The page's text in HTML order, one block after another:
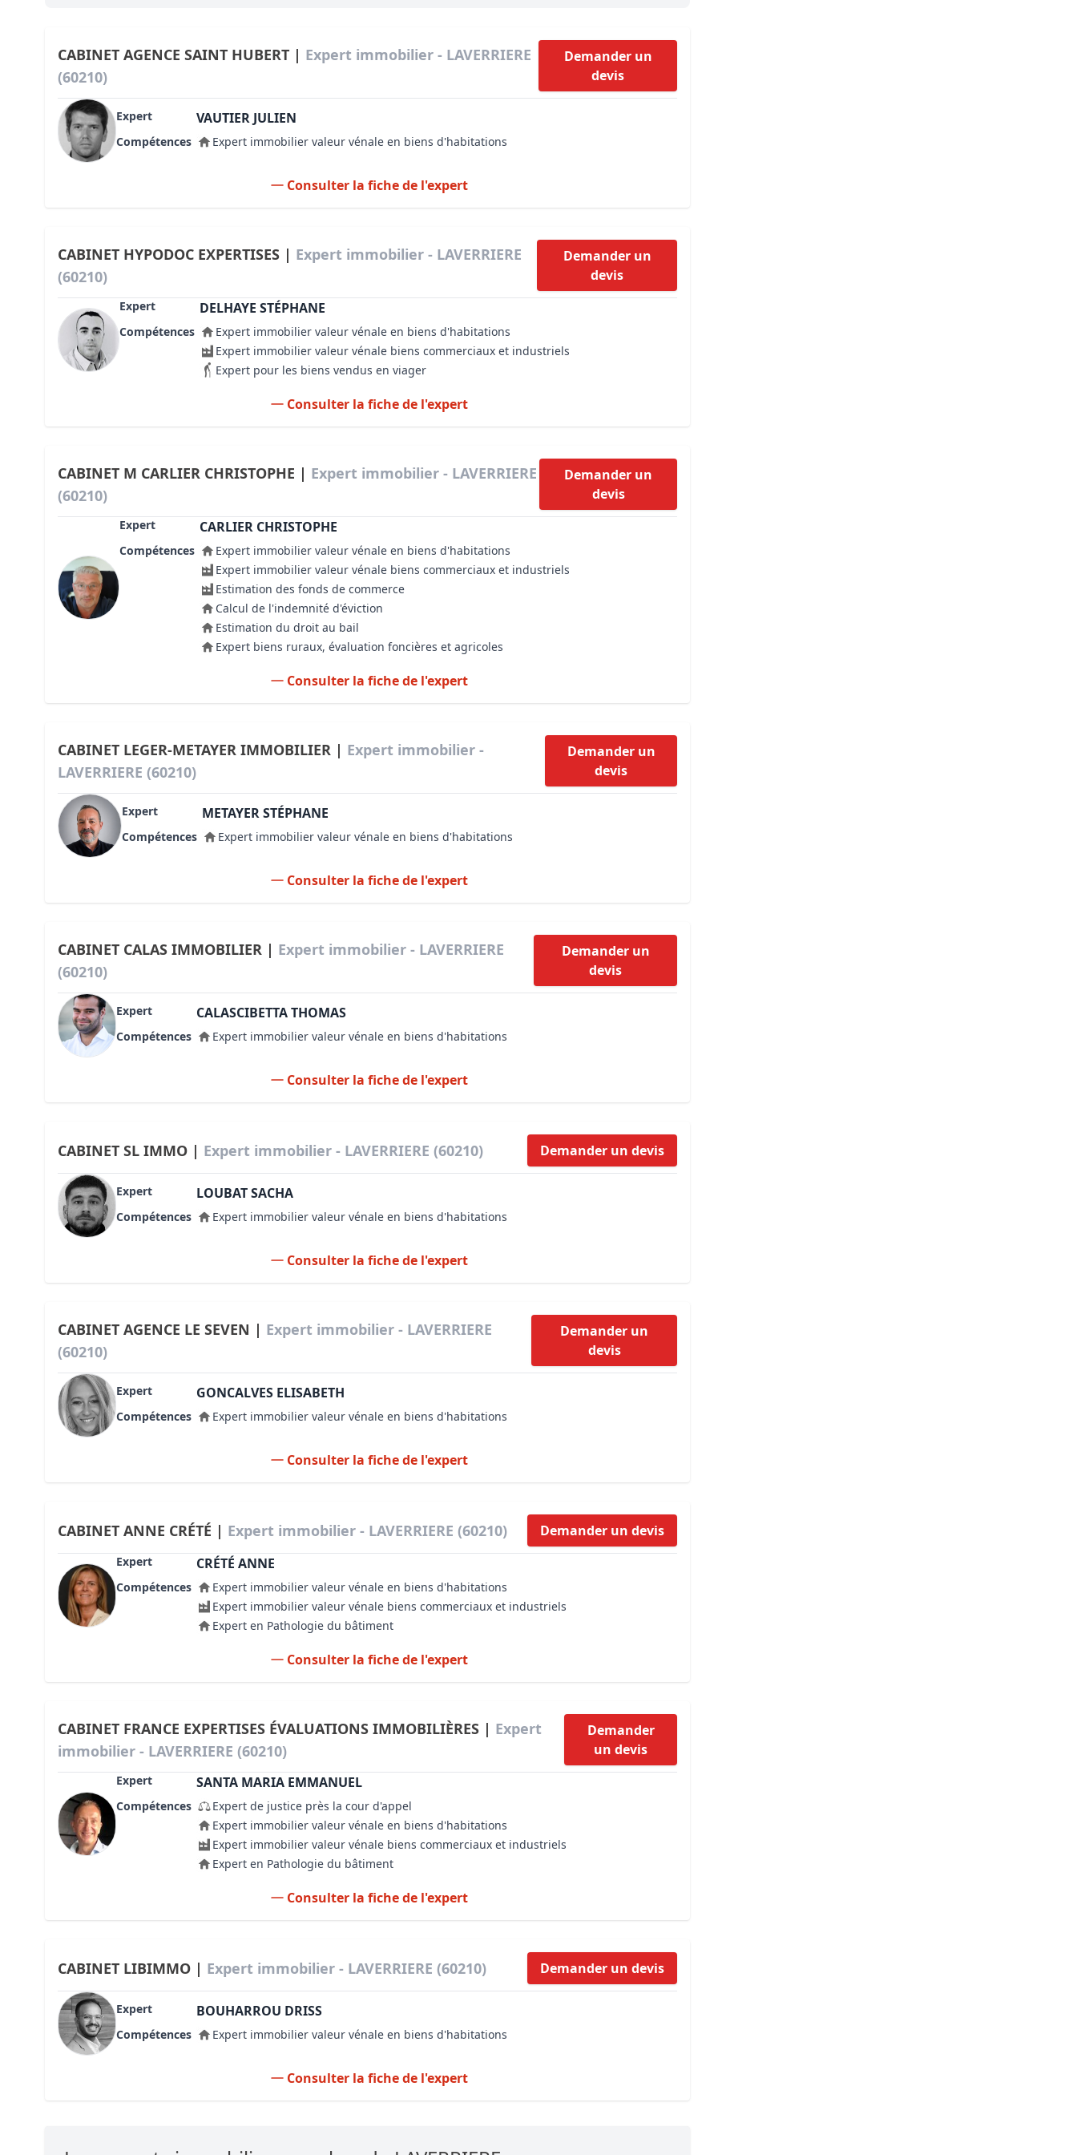
Règles d’urbanisme
Lecture et compréhension d’un Plan Local d’Urbanisme (PLU)
Droit de l'environnement et de l'immobilier
Estimer le droit au bail
Développer et organiser l'activité de Syndic
Biens d’exception, belles demeures, châteaux et traits de côte
Expertise pré-achat
CABINET AGENCE SAINT HUBERT | Expert immobilier - LAVERRIERE
(60210)
Demander un
devis
Expert VAUTIER JULIEN
Compétences Expert immobilier valeur vénale en biens d'habitations
Consulter la fiche de l'expert
CABINET HYPODOC EXPERTISES | Expert immobilier - LAVERRIERE
(60210)
Demander un
devis
Expert DELHAYE STÉPHANE
Compétences
Expert immobilier valeur vénale en biens d'habitations
Expert immobilier valeur vénale biens commerciaux et industriels
Expert pour les biens vendus en viager
Consulter la fiche de l'expert
CABINET M CARLIER CHRISTOPHE | Expert immobilier - LAVERRIERE
(60210)
Demander un
devis
Expert CARLIER CHRISTOPHE
Compétences
Expert immobilier valeur vénale en biens d'habitations
Expert immobilier valeur vénale biens commerciaux et industriels
Estimation des fonds de commerce
Calcul de l'indemnité d'éviction
Estimation du droit au bail
Expert biens ruraux, évaluation foncières et agricoles
Consulter la fiche de l'expert
CABINET LEGER-METAYER IMMOBILIER | Expert immobilier -
LAVERRIERE (60210)
Demander un
devis
Expert METAYER STÉPHANE
Compétences Expert immobilier valeur vénale en biens d'habitations
Consulter la fiche de l'expert
CABINET CALAS IMMOBILIER | Expert immobilier - LAVERRIERE
(60210)
Demander un
devis
Expert CALASCIBETTA THOMAS
Compétences Expert immobilier valeur vénale en biens d'habitations
Consulter la fiche de l'expert
CABINET SL IMMO | Expert immobilier - LAVERRIERE (60210) Demander un devis
Expert LOUBAT SACHA
Compétences Expert immobilier valeur vénale en biens d'habitations
Consulter la fiche de l'expert
CABINET AGENCE LE SEVEN | Expert immobilier - LAVERRIERE
(60210)
Demander un
devis
Expert GONCALVES ELISABETH
Compétences Expert immobilier valeur vénale en biens d'habitations
Consulter la fiche de l'expert
CABINET ANNE CRÉTÉ | Expert immobilier - LAVERRIERE (60210) Demander un devis
Expert CRÉTÉ ANNE
Compétences
Expert immobilier valeur vénale en biens d'habitations
Expert immobilier valeur vénale biens commerciaux et industriels
Expert en Pathologie du bâtiment
Consulter la fiche de l'expert
CABINET FRANCE EXPERTISES ÉVALUATIONS IMMOBILIÈRES | Expert
immobilier - LAVERRIERE (60210)
Demander
un devis
Expert SANTA MARIA EMMANUEL
Compétences
Expert de justice près la cour d'appel
Expert immobilier valeur vénale en biens d'habitations
Expert immobilier valeur vénale biens commerciaux et industriels
Expert en Pathologie du bâtiment
Consulter la fiche de l'expert
CABINET LIBIMMO | Expert immobilier - LAVERRIERE (60210) Demander un devis
Expert BOUHARROU DRISS
Compétences Expert immobilier valeur vénale en biens d'habitations
Consulter la fiche de l'expert